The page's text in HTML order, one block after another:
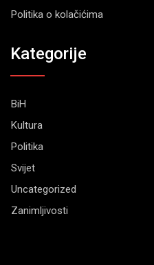
Politika o kolačićima
Kategorije
BiH
Kultura
Politika
Svijet
Uncategorized
Zanimljivosti